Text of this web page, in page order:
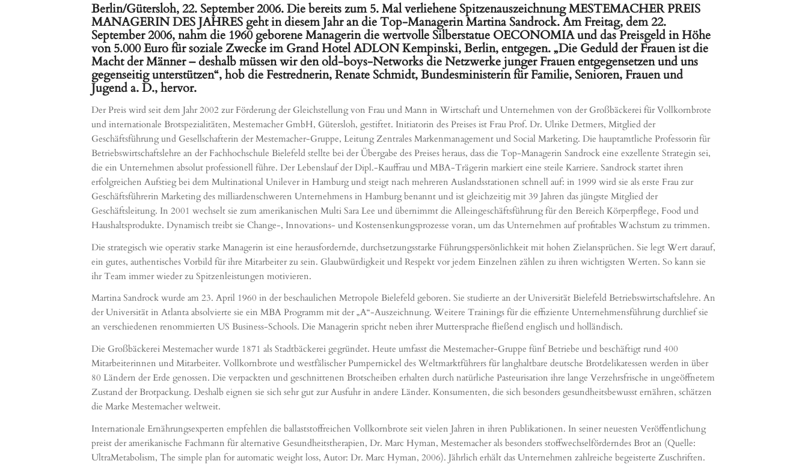
Berlin/Gütersloh, 22. September 2006. Die bereits zum 5. Mal verliehene Spitzenauszeichnung MESTEMACHER PREIS
MANAGERIN DES JAHRES geht in diesem Jahr an die Top-Managerin Martina Sandrock. Am Freitag, dem 22.
September 2006, nahm die 1960 geborene Managerin die wertvolle Silberstatue OECONOMIA und das Preisgeld in Höhe
von 5.000 Euro für soziale Zwecke im Grand Hotel ADLON Kempinski, Berlin, entgegen. „Die Geduld der Frauen ist die
Macht der Männer – deshalb müssen wir den old-boys-Networks die Netzwerke junger Frauen entgegensetzen und uns
gegenseitig unterstützen“, hob die Festrednerin, Renate Schmidt, Bundesministerin für Familie, Senioren, Frauen und
Jugend a. D., hervor.
Der Preis wird seit dem Jahr 2002 zur Förderung der Gleichstellung von Frau und Mann in Wirtschaft und Unternehmen von der Großbäckerei für Vollkornbrote
und internationale Brotspezialitäten, Mestemacher GmbH, Gütersloh, gestiftet. Initiatorin des Preises ist Frau Prof. Dr. Ulrike Detmers, Mitglied der
Geschäftsführung und Gesellschafterin der Mestemacher-Gruppe, Leitung Zentrales Markenmanagement und Social Marketing. Die hauptamtliche Professorin für
Betriebswirtschaftslehre an der Fachhochschule Bielefeld stellte bei der Übergabe des Preises heraus, dass die Top-Managerin Sandrock eine exzellente Strategin sei,
die ein Unternehmen absolut professionell führe. Der Lebenslauf der Dipl.-Kauffrau und MBA-Trägerin markiert eine steile Karriere. Sandrock startet ihren
erfolgreichen Aufstieg bei dem Multinational Unilever in Hamburg und steigt nach mehreren Auslandsstationen schnell auf: in 1999 wird sie als erste Frau zur
Geschäftsführerin Marketing des milliardenschweren Unternehmens in Hamburg benannt und ist gleichzeitig mit 39 Jahren das jüngste Mitglied der
Geschäftsleitung. In 2001 wechselt sie zum amerikanischen Multi Sara Lee und übernimmt die Alleingeschäftsführung für den Bereich Körperpflege, Food und
Haushaltsprodukte. Dynamisch treibt sie Change-, Innovations- und Kostensenkungsprozesse voran, um das Unternehmen auf profitables Wachstum zu trimmen.
Die strategisch wie operativ starke Managerin ist eine herausfordernde, durchsetzungsstarke Führungspersönlichkeit mit hohen Zielansprüchen. Sie legt Wert darauf,
ein gutes, authentisches Vorbild für ihre Mitarbeiter zu sein. Glaubwürdigkeit und Respekt vor jedem Einzelnen zählen zu ihren wichtigsten Werten. So kann sie
ihr Team immer wieder zu Spitzenleistungen motivieren.
Martina Sandrock wurde am 23. April 1960 in der beschaulichen Metropole Bielefeld geboren. Sie studierte an der Universität Bielefeld Betriebswirtschaftslehre. An
der Universität in Atlanta absolvierte sie ein MBA Programm mit der „A“-Auszeichnung. Weitere Trainings für die effiziente Unternehmensführung durchlief sie
an verschiedenen renommierten US Business-Schools. Die Managerin spricht neben ihrer Muttersprache fließend englisch und holländisch.
Die Großbäckerei Mestemacher wurde 1871 als Stadtbäckerei gegründet. Heute umfasst die Mestemacher-Gruppe fünf Betriebe und beschäftigt rund 400
Mitarbeiterinnen und Mitarbeiter. Vollkornbrote und westfälischer Pumpernickel des Weltmarktführers für langhaltbare deutsche Brotdelikatessen werden in über
80 Ländern der Erde genossen. Die verpackten und geschnittenen Brotscheiben erhalten durch natürliche Pasteurisation ihre lange Verzehrsfrische in ungeöffnetem
Zustand der Brotpackung. Deshalb eignen sie sich sehr gut zur Ausfuhr in andere Länder. Konsumenten, die sich besonders gesundheitsbewusst ernähren, schätzen
die Marke Mestemacher weltweit.
Internationale Ernährungsexperten empfehlen die ballaststoffreichen Vollkornbrote seit vielen Jahren in ihren Publikationen. In seiner neuesten Veröffentlichung
preist der amerikanische Fachmann für alternative Gesundheitstherapien, Dr. Marc Hyman, Mestemacher als besonders stoffwechselförderndes Brot an (Quelle:
UltraMetabolism, The simple plan for automatic weight loss, Autor: Dr. Marc Hyman, 2006). Jährlich erhält das Unternehmen zahlreiche begeisterte Zuschriften.